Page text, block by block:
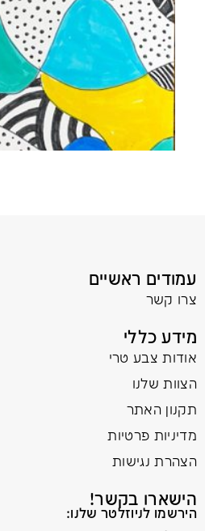
עמודים ראשיים
צרו קשר
מידע כללי
אודות צבע טרי
הצוות שלנו
תקנון האתר
מדיניות פרטיות
הצהרת נגישות
הישארו בקשר!
הירשמו לניוזלטר שלנו: